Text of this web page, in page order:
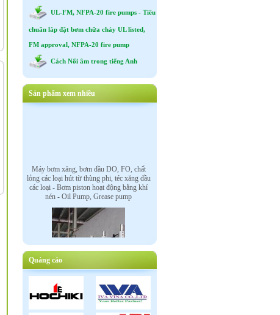
UL-FM, NFPA-20 fire pumps - Tiêu
chuẩn lắp đặt bơm chữa cháy UL listed,
FM approval, NFPA-20 fire pump
Cách Nối âm trong tiếng Anh
Sản phẩm xem nhiều
lỏng các loại hút từ thùng phi, téc xăng dầu
các loại - Bơm piston hoạt động bằng khí
nén - Oil Pump, Grease pump
Quảng cáo